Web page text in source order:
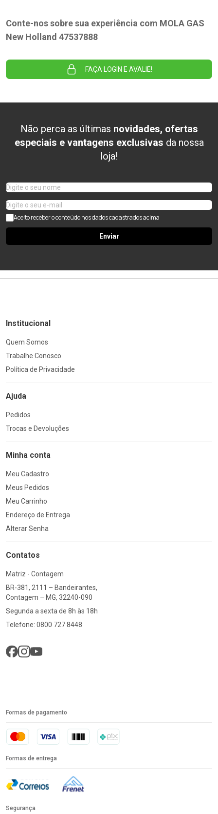
Conte-nos sobre sua experiência com MOLA GAS
New Holland 47537888
FAÇA LOGIN E AVALIE!
Não perca as últimas novidades, ofertas
especiais e vantagens exclusivas da nossa
loja!
Aceito receber o conteúdo nos dados cadastrados acima
Enviar
Institucional
Quem Somos
Trabalhe Conosco
Política de Privacidade
Ajuda
Pedidos
Trocas e Devoluções
Minha conta
Meu Cadastro
Meus Pedidos
Meu Carrinho
Endereço de Entrega
Alterar Senha
Contatos
Matriz - Contagem
BR-381, 2111 – Bandeirantes,
Contagem – MG, 32240-090
Segunda a sexta de 8h às 18h
Telefone: 0800 727 8448
Formas de pagamento
Formas de entrega
Segurança